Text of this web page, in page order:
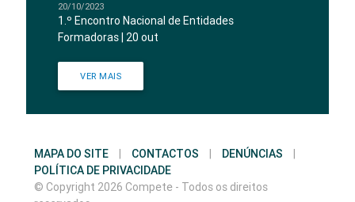
20/10/2023
1.º Encontro Nacional de Entidades
Formadoras | 20 out
VER MAIS
MAPA DO SITE CONTACTOS DENÚNCIAS
POLÍTICA DE PRIVACIDADE
© Copyright 2026 Compete - Todos os direitos